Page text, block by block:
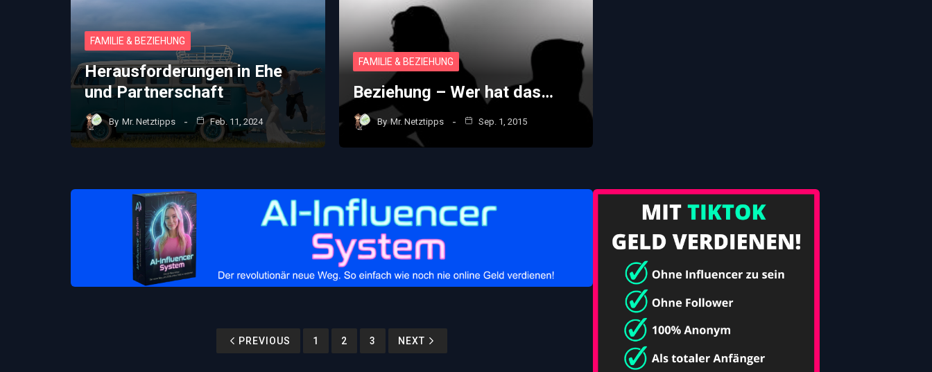
FAMILIE & BEZIEHUNG
Herausforderungen in Ehe
und Partnerschaft
By Mr. Netztipps Feb. 11, 2024
FAMILIE & BEZIEHUNG
Beziehung – Wer hat das…
By Mr. Netztipps Sep. 1, 2015
PREVIOUS 1 2 3 NEXT